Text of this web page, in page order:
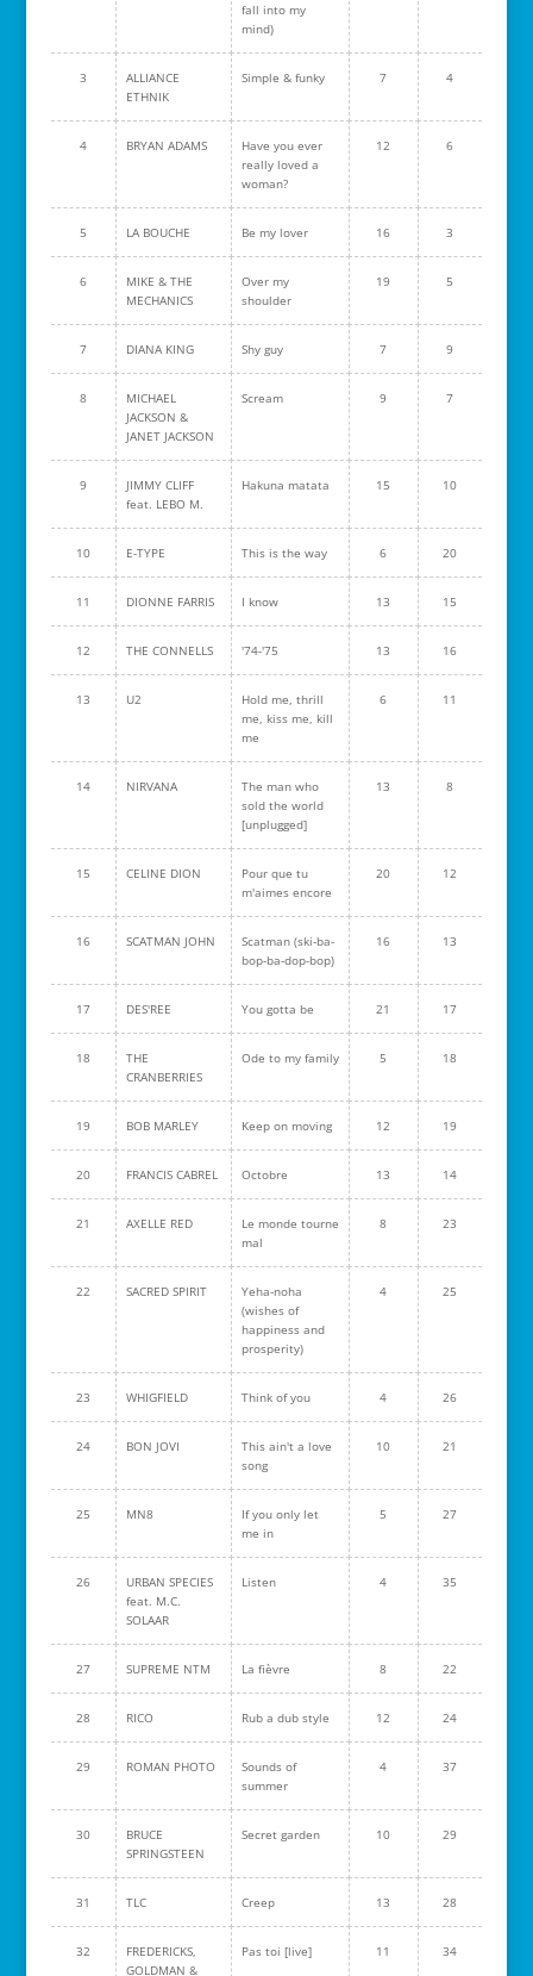
fall into my
mind)
3
ALLIANCE
ETHNIK
Simple & funky 7 4
4 BRYAN ADAMS
Have you ever
really loved a
woman?
12 6
5 LA BOUCHE Be my lover 16 3
6
MIKE & THE
MECHANICS
Over my
shoulder
19 5
7 DIANA KING Shy guy 7 9
8
MICHAEL
JACKSON &
JANET JACKSON
Scream 9 7
9
JIMMY CLIFF
feat. LEBO M.
Hakuna matata 15 10
10 E-TYPE This is the way 6 20
11 DIONNE FARRIS I know 13 15
12 THE CONNELLS '74-'75 13 16
13 U2
Hold me, thrill
me, kiss me, kill
me
6 11
14 NIRVANA
The man who
sold the world
[unplugged]
13 8
15 CELINE DION
Pour que tu
m'aimes encore
20 12
16 SCATMAN JOHN
Scatman (ski-ba-
bop-ba-dop-bop)
16 13
17 DES'REE You gotta be 21 17
18
THE
CRANBERRIES
Ode to my family 5 18
19 BOB MARLEY Keep on moving 12 19
20 FRANCIS CABREL Octobre 13 14
21 AXELLE RED
Le monde tourne
mal
8 23
22 SACRED SPIRIT
Yeha-noha
(wishes of
happiness and
prosperity)
4 25
23 WHIGFIELD Think of you 4 26
24 BON JOVI
This ain't a love
song
10 21
25 MN8
If you only let
me in
5 27
26
URBAN SPECIES
feat. M.C.
SOLAAR
Listen 4 35
27 SUPREME NTM La fièvre 8 22
28 RICO Rub a dub style 12 24
29 ROMAN PHOTO
Sounds of
summer
4 37
30
BRUCE
SPRINGSTEEN
Secret garden 10 29
31 TLC Creep 13 28
32
FREDERICKS,
GOLDMAN &
Pas toi [live] 11 34